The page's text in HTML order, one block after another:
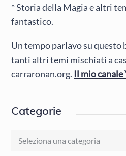
* Storia della Magia e altri
fantastico.
Un tempo parlavo su questo
tanti altri temi mischiati a
carraronan.org. Il mio canale
Categorie
Categorie